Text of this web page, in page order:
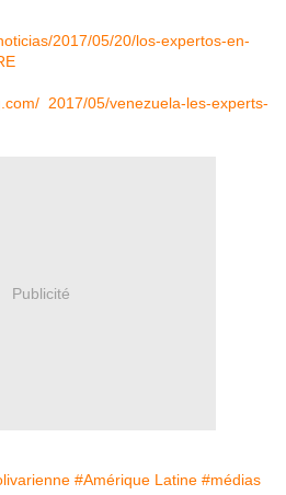
2017/05/20/los-expertos-en-
2017/05/venezuela-les-experts-
Publicité
#Amérique Latine #médias